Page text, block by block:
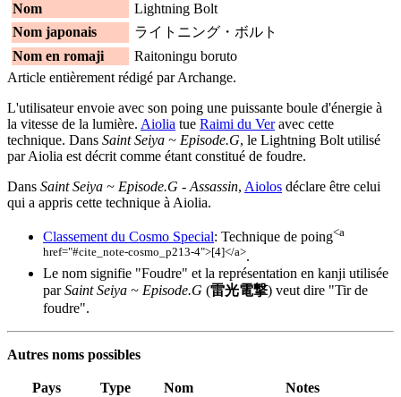
Nom
Lightning Bolt
Nom japonais
ライトニング・ボルト
Nom en romaji
Raitoningu boruto
Article entièrement rédigé par Archange.
L'utilisateur envoie avec son poing une puissante boule d'énergie à
la vitesse de la lumière. Aiolia tue Raimi du Veravec cette
technique. Dans Saint Seiya ~ Episode.G, le Lightning Bolt utilisé
par Aiolia est décrit comme étant constitué de foudre.
Dans Saint Seiya ~ Episode.G - Assassin, Aiolos déclare être celui
qui a appris cette technique à Aiolia.
Classement du Cosmo Special: Technique de poing<a
href="#cite_note-cosmo_p213-4">[4]</a>.
Le nom signifie "Foudre" et la représentation en kanji utilisée
parSaint Seiya ~ Episode.G (雷光電撃) veut dire "Tir de
foudre".
Autres noms possibles
Pays Type Nom Notes